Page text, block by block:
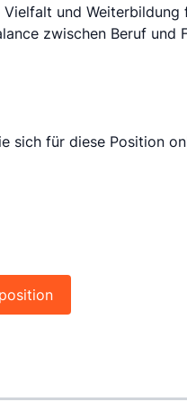
Vielfalt und
zwischen Beruf und